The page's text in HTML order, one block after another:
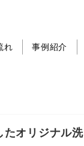
れ 事例紹介
オリジナル洗